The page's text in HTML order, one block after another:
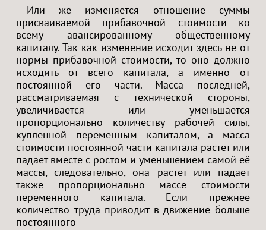
Или же изменяется отношение суммы
присваиваемой прибавочной стоимости ко
всему авансированному общественному
капиталу. Так как изменение исходит здесь не от
нормы прибавочной стоимости, то оно должно
исходить от всего капитала, а именно от
постоянной его части. Масса последней,
рассматриваемая с технической стороны,
увеличивается или уменьшается
пропорционально количеству рабочей силы,
купленной переменным капиталом, а масса
стоимости постоянной части капитала растёт или
падает вместе с ростом и уменьшением самой её
массы, следовательно, она растёт или падает
также пропорционально массе стоимости
переменного капитала. Если прежнее
количество труда приводит в движение больше
постоянного